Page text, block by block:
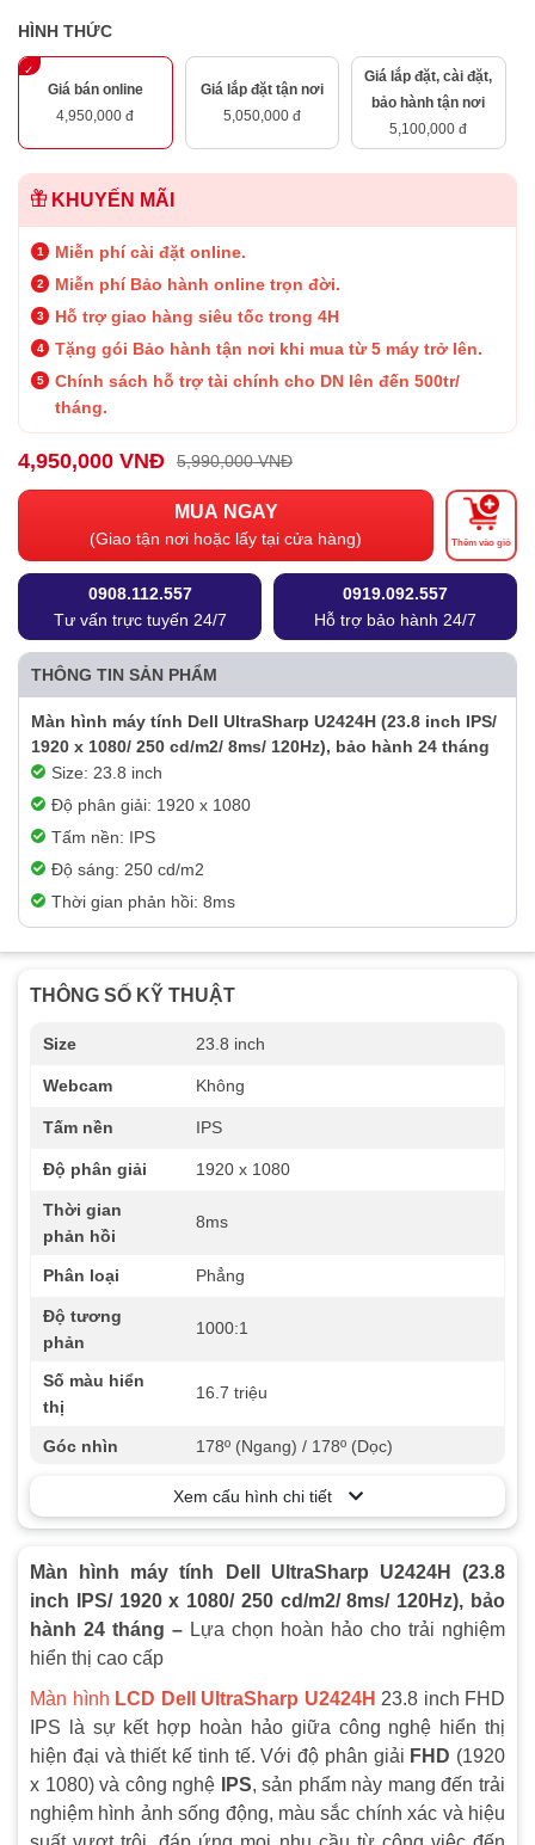
HÌNH THỨC
Giá bán online
4,950,000 đ
Giá lắp đặt tận nơi
5,050,000 đ
Giá lắp đặt, cài đặt,
bảo hành tận nơi
5,100,000 đ
KHUYẾN MÃI
Miễn phí cài đặt online.
Miễn phí Bảo hành online trọn đời.
Hỗ trợ giao hàng siêu tốc trong 4H
Tặng gói Bảo hành tận nơi khi mua từ 5 máy trở lên.
Chính sách hỗ trợ tài chính cho DN lên đến 500tr/
tháng.
4,950,000 VNĐ 5,990,000 VNĐ
MUA NGAY
(Giao tận nơi hoặc lấy tại cửa hàng) Thêm vào giỏ
0908.112.557
Tư vấn trực tuyến 24/7
0919.092.557
Hỗ trợ bảo hành 24/7
THÔNG TIN SẢN PHẨM
Màn hình máy tính Dell UltraSharp U2424H (23.8 inch IPS/
1920 x 1080/ 250 cd/m2/ 8ms/ 120Hz), bảo hành 24 tháng
Size: 23.8 inch
Độ phân giải: 1920 x 1080
Tấm nền: IPS
Độ sáng: 250 cd/m2
Thời gian phản hồi: 8ms
THÔNG SỐ KỸ THUẬT
Size 23.8 inch
Webcam Không
Tấm nền IPS
Độ phân giải 1920 x 1080
Thời gian
phản hồi
8ms
Phân loại Phẳng
Độ tương
phản
1000:1
Số màu hiển
thị
16.7 triệu
Góc nhìn 178º (Ngang) / 178º (Dọc)
250 cd/m2
Cổng kết nối
1 x DisplayPort 1.4, 1 HDMI 1.4, 1
USB TypeC downstream, 3 x USB
10Gpbs, 1 x Display Port (out) with
MST, 1 x audio line out port
Phụ kiện kèm
theo
Âm thanh Không loa
Tần số quét 120Hz
Màu sắc Trắng
Xem cấu hình chi tiết
Màn hình máy tính Dell UltraSharp U2424H (23.8
inch IPS/ 1920 x 1080/ 250 cd/m2/ 8ms/ 120Hz), bảo
hành 24 tháng – Lựa chọn hoàn hảo cho trải nghiệm
hiển thị cao cấp
Màn hình LCD Dell UltraSharp U2424H 23.8 inch FHD
IPS là sự kết hợp hoàn hảo giữa công nghệ hiển thị
hiện đại và thiết kế tinh tế. Với độ phân giải FHD (1920
x 1080) và công nghệ
IPS, sản phẩm này mang đến trải
nghiệm hình ảnh sống động, màu sắc chính xác và hiệu